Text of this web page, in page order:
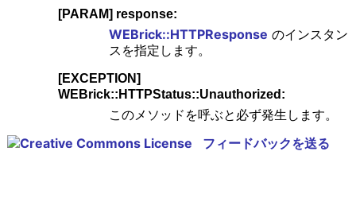
[PARAM] response:
WEBrick::HTTPResponse のインスタン
スを指定します。
[EXCEPTION]
WEBrick::HTTPStatus::Unauthorized:
このメソッドを呼ぶと必ず発生します。
フィードバックを送る